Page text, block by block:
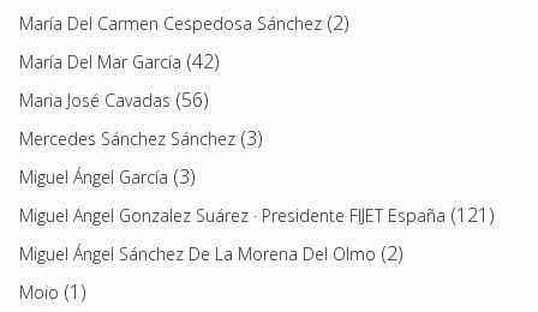
María Del Carmen Cespedosa Sánchez (2)
María Del Mar García (42)
Maria José Cavadas (56)
Mercedes Sánchez Sánchez (3)
Miguel Ángel García (3)
Miguel Angel Gonzalez Suárez · Presidente FIJET España (121)
Miguel Ángel Sánchez De La Morena Del Olmo (2)
Moio (1)